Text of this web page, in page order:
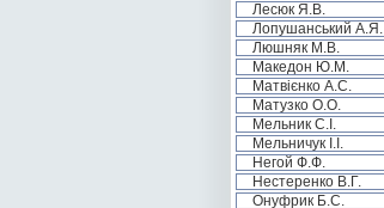
Лесюк Я.В.
Лопушанський А.Я.
Люшняк М.В.
Македон Ю.М.
Матвієнко А.С.
Матузко О.О.
Мельник С.І.
Мельничук І.І.
Негой Ф.Ф.
Нестеренко В.Г.
Онуфрик Б.С.